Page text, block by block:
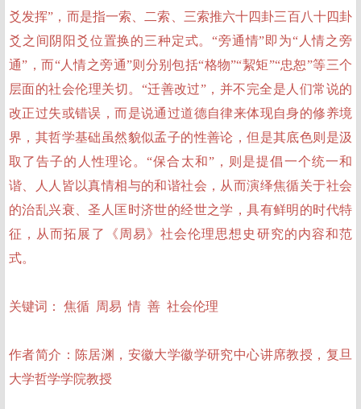
爻发挥”，而是指一索、二索、三索推六十四卦三百八十四卦
爻之间阴阳爻位置换的三种定式。“旁通情”即为“人情之旁
通”，而“人情之旁通”则分别包括“格物”“絜矩”“忠恕”等三个
层面的社会伦理关切。“迁善改过”，并不完全是人们常说的
改正过失或错误，而是说通过道德自律来体现自身的修养境
界，其哲学基础虽然貌似孟子的性善论，但是其底色则是汲
取了告子的人性理论。“保合太和”，则是提倡一个统一和
谐、人人皆以真情相与的和谐社会，从而演绎焦循关于社会
的治乱兴衰、圣人匡时济世的经世之学，具有鲜明的时代特
征，从而拓展了《周易》社会伦理思想史研究的内容和范
式。
关键词： 焦循 周易 情 善 社会伦理
作者简介：陈居渊，安徽大学徽学研究中心讲席教授，复旦
大学哲学学院教授